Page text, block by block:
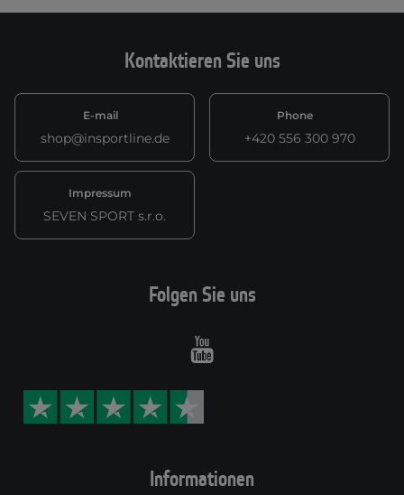
Kontaktieren Sie uns
E-mail
shop@insportline.de
Phone
+420 556 300 970
Impressum
SEVEN SPORT s.r.o.
Informationen
Folgen Sie uns
Youtube